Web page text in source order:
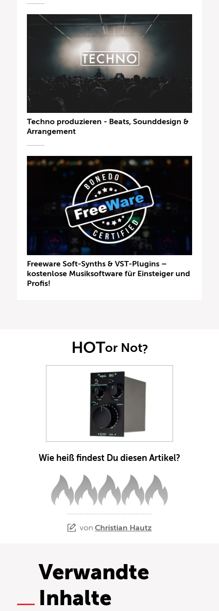
Techno produzieren - Beats, Sounddesign &
Arrangement
Freeware Soft-Synths & VST-Plugins –
kostenlose Musiksoftware für Einsteiger und
Profis!
HOTor Not?
Wie heiß findest Du diesen Artikel?
von Christian Hautz
Verwandte
Inhalte